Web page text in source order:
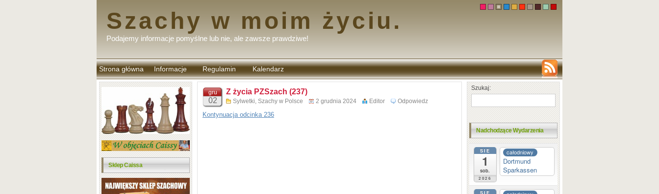
Szachy w moim życiu.
Podajemy informacje pomyślne lub nie, ale zawsze prawdziwe!
Strona główna Informacje Regulamin
komentarzy
Kalendarz
Sklep Caissa
gru
02
Z życia PZSzach (237)
Sylwetki, Szachy w Polsce 2 grudnia 2024 Editor Odpowiedz
Kontynuacja odcinka 236
Szukaj:
Nadchodzące Wydarzenia
SIE
1
sob.
2026
całodniowy
Dortmund
Sparkassen
SIE